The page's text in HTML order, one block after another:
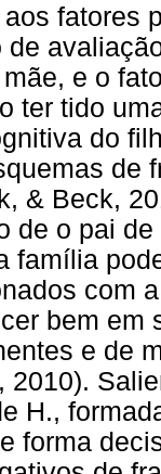
fatores
de
e o
ter tido
do
de
& Beck,
de o pai
família
com
bem
e de
2010).
H.,
forma